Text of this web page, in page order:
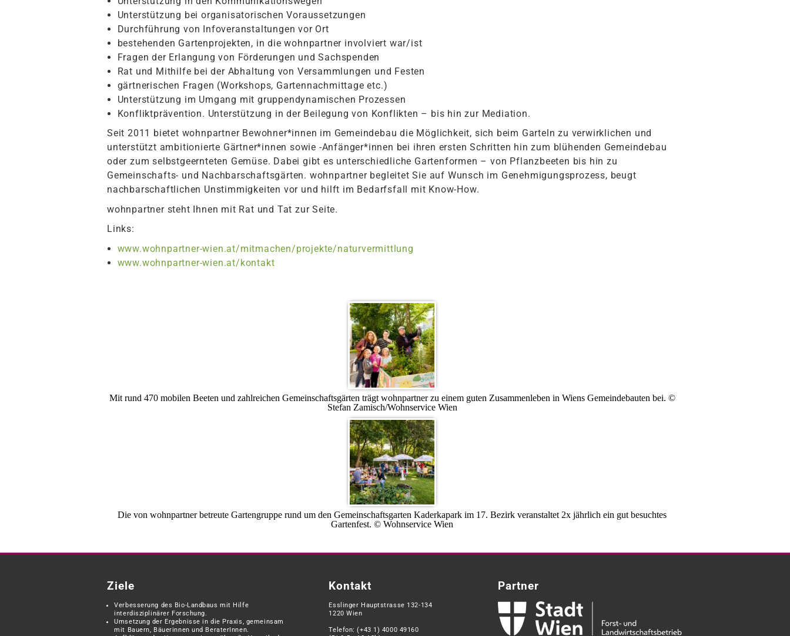
Unterstützung bei organisatorischen Voraussetzungen
Durchführung von Infoveranstaltungen vor Ort
bestehenden Gartenprojekten, in die wohnpartner involviert war/ist
Fragen der Erlangung von Förderungen und Sachspenden
Rat und Mithilfe bei der Abhaltung von Versammlungen und Festen
gärtnerischen Fragen (Workshops, Gartennachmittage etc.)
Unterstützung im Umgang mit gruppendynamischen Prozessen
Konfliktprävention. Unterstützung in der Beilegung von Konflikten – bis hin zur Mediation.
Seit 2011 bietet wohnpartner Bewohner*innen im Gemeindebau die Möglichkeit, sich beim Garteln zu verwirklichen und
unterstützt ambitionierte Gärtner*innen sowie -Anfänger*innen bei ihren ersten Schritten hin zum blühenden Gemeindebau
oder zum selbstgeernteten Gemüse. Dabei gibt es unterschiedliche Gartenformen – von Pflanzbeeten bis hin zu
Gemeinschafts- und Nachbarschaftsgärten. wohnpartner begleitet Sie auf Wunsch im Genehmigungsprozess, beugt
nachbarschaftlichen Unstimmigkeiten vor und hilft im Bedarfsfall mit Know-How.
wohnpartner steht Ihnen mit Rat und Tat zur Seite.
Links:
www.wohnpartner-wien.at/mitmachen/projekte/naturvermittlung
www.wohnpartner-wien.at/kontakt
Mit rund 470 mobilen Beeten und zahlreichen Gemeinschaftsgärten trägt wohnpartner zu einem guten Zusammenleben in Wiens Gemeindebauten bei. ©
Stefan Zamisch/Wohnservice Wien
Die von wohnpartner betreute Gartengruppe rund um den Gemeinschaftsgarten Kaderkapark im 17. Bezirk veranstaltet 2x jährlich ein gut besuchtes
Gartenfest. © Wohnservice Wien
Ziele
Verbesserung des Bio-Landbaus mit Hilfe
interdisziplinärer Forschung.
Umsetzung der Ergebnisse in die Praxis, gemeinsam
mit Bauern, Bäuerinnen und BeraterInnen.
Kontakt
Esslinger Hauptstrasse 132-134
1220 Wien
Telefon:(+43 1) 4000 49160
Partner